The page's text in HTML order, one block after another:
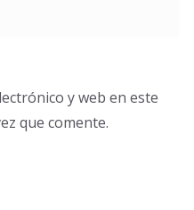
y web en este
que comente.